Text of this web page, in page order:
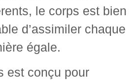
le corps est bien
d’assimiler chaque
égale.
est conçu pour